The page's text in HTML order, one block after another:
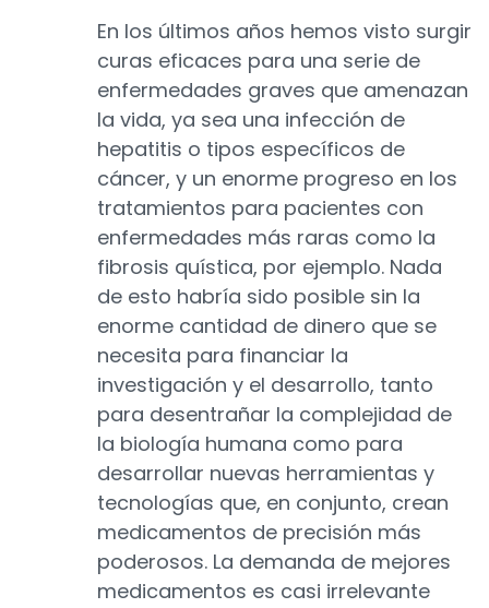
En los últimos años hemos visto surgir
curas eficaces para una serie de
enfermedades graves que amenazan
la vida, ya sea una infección de
hepatitis o tipos específicos de
cáncer, y un enorme progreso en los
tratamientos para pacientes con
enfermedades más raras como la
fibrosis quística, por ejemplo. Nada
de esto habría sido posible sin la
enorme cantidad de dinero que se
necesita para financiar la
investigación y el desarrollo, tanto
para desentrañar la complejidad de
la biología humana como para
desarrollar nuevas herramientas y
tecnologías que, en conjunto, crean
medicamentos de precisión más
poderosos. La demanda de mejores
medicamentos es casi irrelevante